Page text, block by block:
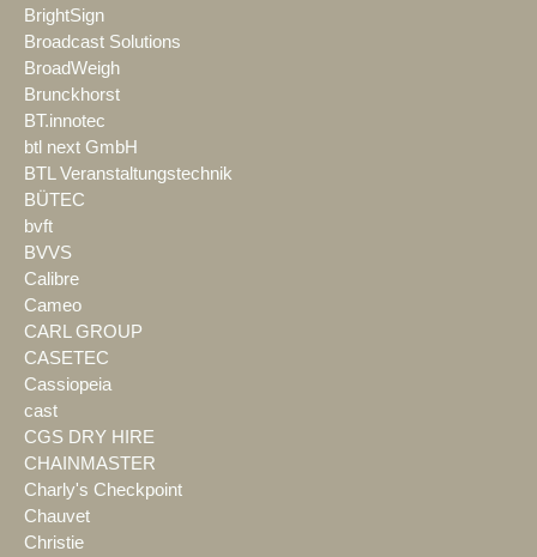
BrightSign
Broadcast Solutions
BroadWeigh
Brunckhorst
BT.innotec
btl next GmbH
BTL Veranstaltungstechnik
BÜTEC
bvft
BVVS
Calibre
Cameo
CARL GROUP
CASETEC
Cassiopeia
cast
CGS DRY HIRE
CHAINMASTER
Charly's Checkpoint
Chauvet
Christie